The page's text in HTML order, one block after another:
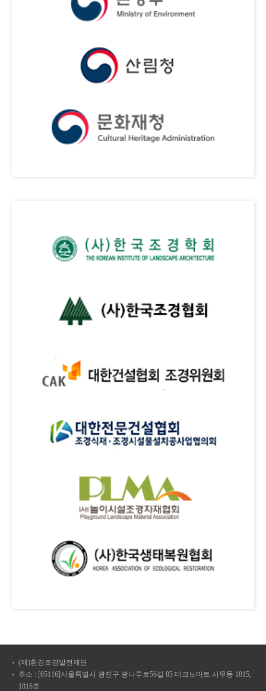
(재)환경조경발전재단
주소 : [05116]서울특별시 광진구 광나루로56길 85 테크노마트 사무동 1815,
1816호